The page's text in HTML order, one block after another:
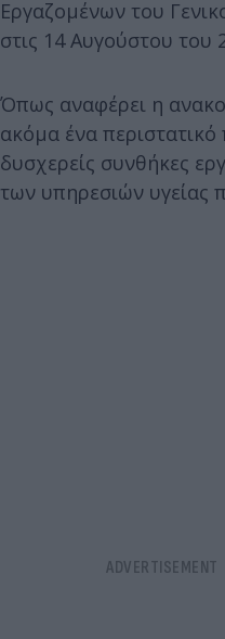
Εργαζομένων του
στις 14 Αυγούστου του
Όπως αναφέρει η
ακόμα ένα περιστατικό
δυσχερείς συνθήκες
των υπηρεσιών υγείας